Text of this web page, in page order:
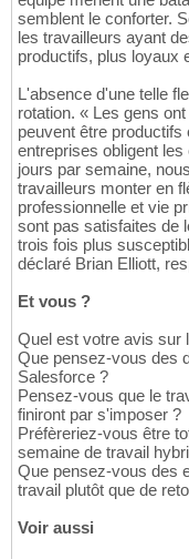
semblent le conforter.
les travailleurs ayant
productifs, plus loyaux
L'absence d'une telle
rotation. « Les gens
peuvent être productifs
entreprises obligent
jours par semaine,
travailleurs monter en
professionnelle et vie
sont pas satisfaites de
trois fois plus
déclaré Brian Elliott,
Et vous ?
Quel est votre avis sur
Que pensez-vous des
Salesforce ?
Pensez-vous que le
finiront par s'imposer ?
Préfèreriez-vous être
semaine de travail
Que pensez-vous des
travail plutôt que de
Voir aussi